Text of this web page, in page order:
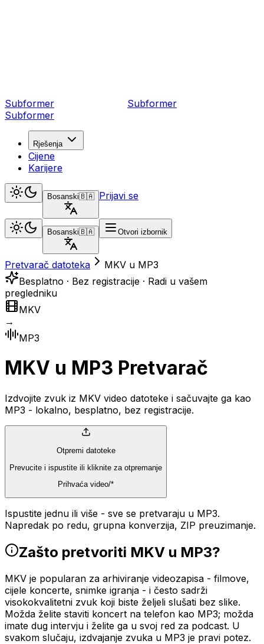
Subformer Subformer
Subformer
Rješenja
Cijene
Karijere
Bosanski🇧🇦 Prijavi se
Bosanski🇧🇦 Otvori izbornik
Pretvarač datoteka
MKV u MP3
Besplatno · Bez registracije · Radi u vašem
pregledniku
MKV
→
MP3
MKV u MP3 Pretvarač
Izdvojite zvuk iz MKV video datoteke i sačuvajte ga kao
MP3 - lokalno, besplatno, bez registracije.
Otpremi datoteke
Prevucite i ispustite ili kliknite za otpremanje
Prihvaća video/*
Ispustite jednu ili više - sve se pretvaraju u MP3.
Napredak po redu, grupna konverzija, ZIP preuzimanje.
Zašto pretvoriti MKV u MP3?
MKV je popularan za arhiviranje videozapisa - filmove,
cijele koncerte, snimke igranja - i često sadrži
visokokvalitetni zvuk koji biste željeli slušati bez slike.
Možda želite staviti koncert na telefon kao MP3; možda
imate dug intervju i želite ga u svoj red za podcast. U
svakom slučaju, izdvajanje zvuka u MP3 je pravi potez.